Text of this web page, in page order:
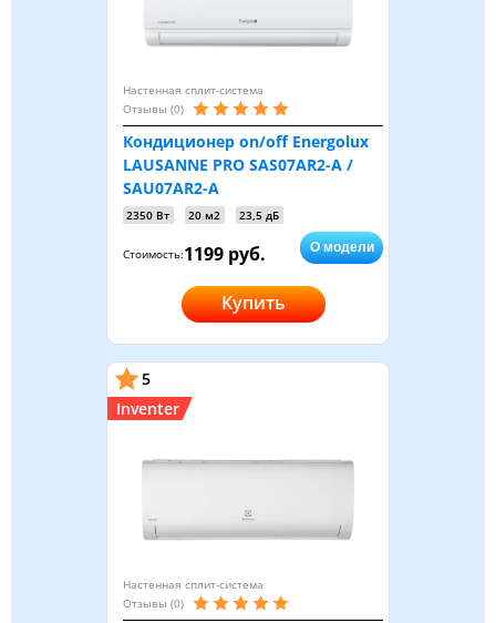
Настенная сплит-система
Отзывы (0)
Кондиционер on/off Energolux
LAUSANNE PRO SAS07AR2-A /
SAU07AR2-A
2350 Вт 20 м2 23,5 дБ
Стоимость:1199 руб. О модели
Купить
5
Inventer
Настенная сплит-система
Отзывы (0)